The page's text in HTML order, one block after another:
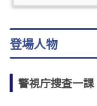
登場人物
警視庁捜査一課